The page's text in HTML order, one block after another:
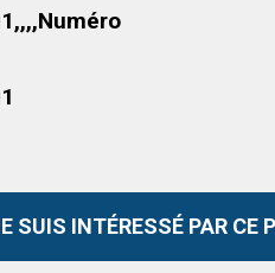
SUIS INTÉRESSÉ PAR CE